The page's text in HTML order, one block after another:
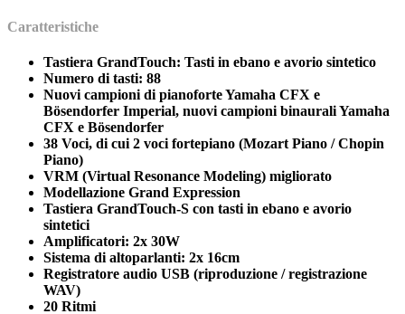
Caratteristiche
Tastiera GrandTouch: Tasti in ebano e avorio sintetico
Numero di tasti: 88
Nuovi campioni di pianoforte Yamaha CFX e
Bösendorfer Imperial, nuovi campioni binaurali Yamaha
CFX e Bösendorfer
38 Voci, di cui 2 voci fortepiano (Mozart Piano / Chopin
Piano)
VRM (Virtual Resonance Modeling) migliorato
Modellazione Grand Expression
Tastiera GrandTouch-S con tasti in ebano e avorio
sintetici
Amplificatori: 2x 30W
Sistema di altoparlanti: 2x 16cm
Registratore audio USB (riproduzione / registrazione
WAV)
20 Ritmi